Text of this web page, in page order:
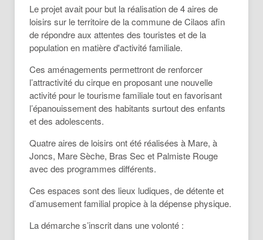
Le projet avait pour but la réalisation de 4 aires de
loisirs sur le territoire de la commune de Cilaos afin
de répondre aux attentes des touristes et de la
population en matière d'activité familiale.
Ces aménagements permettront de renforcer
l’attractivité du cirque en proposant une nouvelle
activité pour le tourisme familiale tout en favorisant
l’épanouissement des habitants surtout des enfants
et des adolescents.
Quatre aires de loisirs ont été réalisées à Mare, à
Joncs, Mare Sèche, Bras Sec et Palmiste Rouge
avec des programmes différents.
Ces espaces sont des lieux ludiques, de détente et
d’amusement familial propice à la dépense physique.
La démarche s’inscrit dans une volonté :